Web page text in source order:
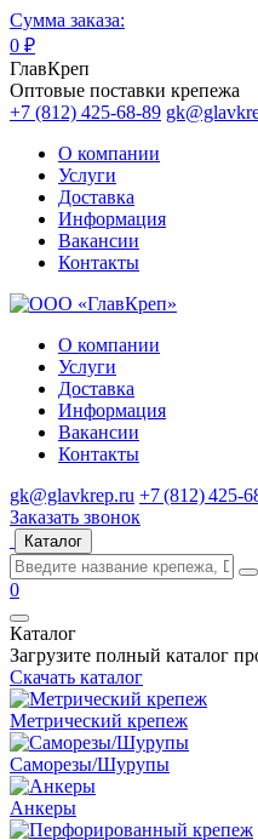
Сумма заказа:
0 ₽
ГлавКреп
Оптовые поставки крепежа
+7 (812) 425-68-89
О компании
Услуги
Доставка
Информация
Вакансии
Контакты
О компании
Услуги
Доставка
Информация
Вакансии
Контакты
gk@glavkrep.ru +7 (812) 425-
Заказать звонок
Каталог
0
Каталог
Загрузите полный каталог
Скачать каталог
Метрический крепеж
Саморезы/Шурупы
Анкеры